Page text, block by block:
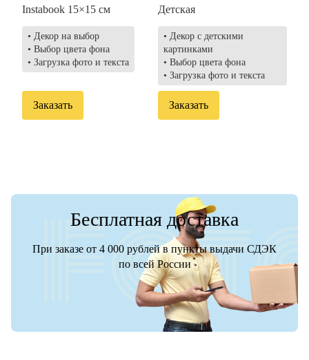
Instabook 15×15 см
• Декор на выбор
• Выбор цвета фона
• Загрузка фото и текста
Заказать
Детская
• Декор с детскими
картинками
• Выбор цвета фона
• Загрузка фото и текста
Заказать
Бесплатная доставка
При заказе от 4 000 рублей в пункты выдачи СДЭК
по всей России